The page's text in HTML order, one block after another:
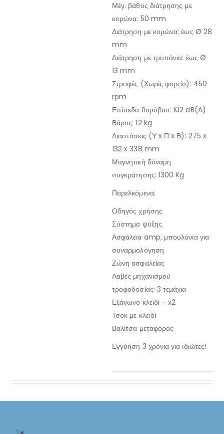
Μέγ. βάθος διάτρησης με
κορώνα: 50 mm
Διάτρηση με κορώνα: έως Ø 28
mm
Διάτρηση με τρυπάνια: έως Ø
13 mm
Στροφές (Χωρίς φορτίο): 450
rpm
Επίπεδα θορύβου: 102 dB(A)
Βάρος: 12 kg
Διαστάσεις (Υ x Π x Β): 275 x
132 x 338 mm
Μαγνητική δύναμη
συγκράτησης: 1300 Kg
Παρελκόμενα:
Οδηγός χρήσης
Σύστημα ψύξης
Ασφάλεια amp; μπουλόνια για
συναρμολόγηση
Ζώνη ασφαλείας
Λαβές μηχανισμού
τροφοδοσίας: 3 τεμάχια
Εξάγωνο κλειδί – x2
Τσοκ με κλειδί
Βαλίτσα μεταφοράς
Εγγύηση 3 χρόνια για ιδιώτες!